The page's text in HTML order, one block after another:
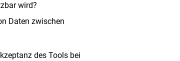
wird?
Daten zwischen
des Tools bei